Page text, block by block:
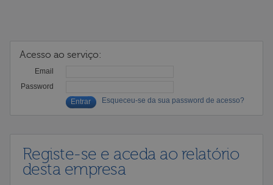
Acesso ao serviço:
Email
Password
Esqueceu-se da sua password de acesso?
Registe-se e aceda ao relatório
desta empresa